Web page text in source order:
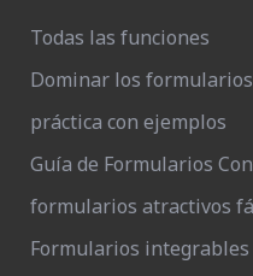
Todas las funciones
Dominar los
práctica con ejemplos
Guía de Formularios
formularios atractivos
Formularios